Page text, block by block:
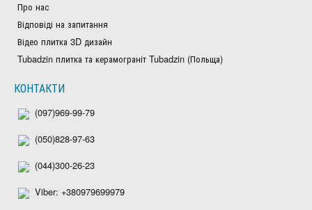
Про нас
Відповіді на запитання
Відео плитка 3D дизайн
Tubadzin плитка та керамограніт Tubadzin (Польща)
КОНТАКТИ
(097)969-99-79
(050)828-97-63
(044)300-26-23
Viber: +380979699979